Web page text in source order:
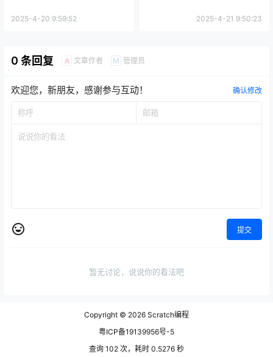
2025-4-20 9:59:52 2025-4-21 9:50:23
0 条回复 A 文章作者 M 管理员
欢迎您，新朋友，感谢参与互动！ 确认修改
提交
暂无讨论，说说你的看法吧
Copyright © 2026 Scratch编程
粤ICP备19139956号-5
查询 102 次，耗时 0.5276 秒